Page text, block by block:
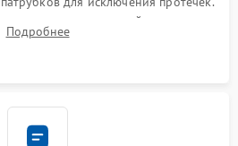
гидравлической системы,
установка датчика поплавка.
Подробнее